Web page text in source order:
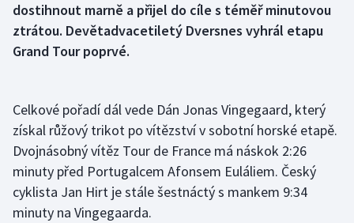
Golf
Gymnastika
Jezdectví
Judo
Krasobruslení
dostihnout marně a přijel do cíle s téměř minutovou
ztrátou. Devětadvacetiletý Dversnes vyhrál etapu
Grand Tour poprvé.
Celkové pořadí dál vede Dán Jonas Vingegaard, který
získal růžový trikot po vítězství v sobotní horské etapě.
Dvojnásobný vítěz Tour de France má náskok 2:26
minuty před Portugalcem Afonsem Euláliem. Český
cyklista Jan Hirt je stále šestnáctý s mankem 9:34
minuty na Vingegaarda.